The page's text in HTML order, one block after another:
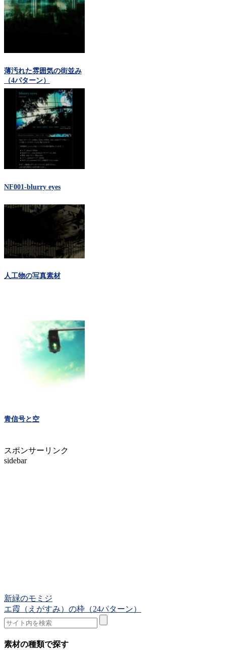
薄汚れた雰囲気の街並み
（4パターン）
NF001-blurry eyes
人工物の写真素材
青信号と空
スポンサーリンク
sidebar
新緑のモミジ
エ霞（えがすみ）の枠（24パターン）
素材の種類で探す